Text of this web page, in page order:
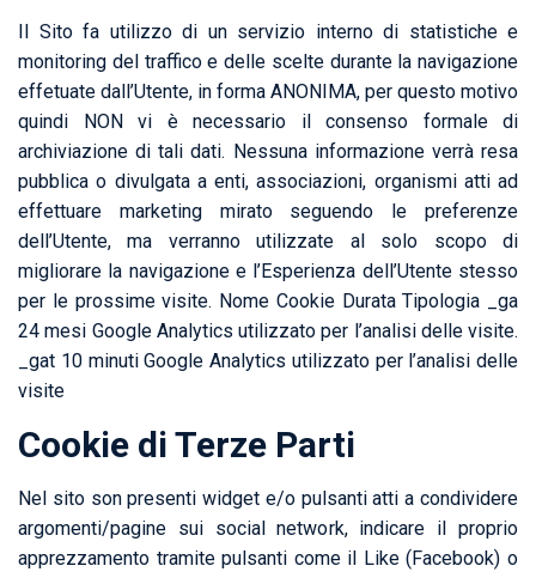
Il Sito fa utilizzo di un servizio interno di statistiche e
monitoring del traffico e delle scelte durante la navigazione
effetuate dall’Utente, in forma ANONIMA, per questo motivo
quindi NON vi è necessario il consenso formale di
archiviazione di tali dati. Nessuna informazione verrà resa
pubblica o divulgata a enti, associazioni, organismi atti ad
effettuare marketing mirato seguendo le preferenze
dell’Utente, ma verranno utilizzate al solo scopo di
migliorare la navigazione e l’Esperienza dell’Utente stesso
per le prossime visite. Nome Cookie Durata Tipologia _ga
24 mesi Google Analytics utilizzato per l’analisi delle visite.
_gat 10 minuti Google Analytics utilizzato per l’analisi delle
visite
Cookie di Terze Parti
Nel sito son presenti widget e/o pulsanti atti a condividere
argomenti/pagine sui social network, indicare il proprio
apprezzamento tramite pulsanti come il Like (Facebook) o